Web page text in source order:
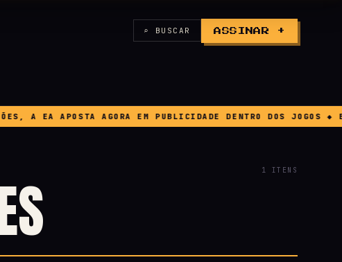
⌕ BUSCAR ASSINAR +
APOSTA AGORA EM PUBLICIDADE DENTRO DOS
1 ITENS